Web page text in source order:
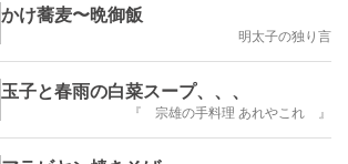
かけ蕎麦〜晩御飯
明太子の独り言
玉子と春雨の白菜スープ、、、
『 宗雄の手料理 あれやこれ 』